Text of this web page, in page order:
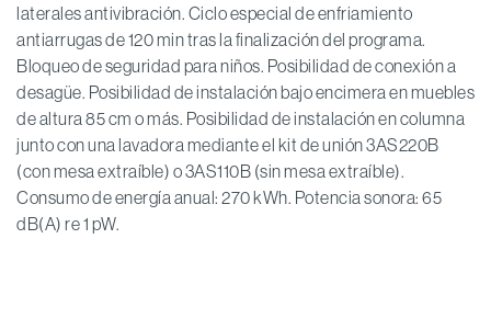
laterales antivibración. Ciclo especial de enfriamiento
antiarrugas de 120 min tras la finalización del programa.
Bloqueo de seguridad para niños. Posibilidad de conexión a
desagüe. Posibilidad de instalación bajo encimera en muebles
de altura 85 cm o más. Posibilidad de instalación en columna
junto con una lavadora mediante el kit de unión 3AS220B
(con mesa extraíble) o 3AS110B (sin mesa extraíble).
Consumo de energía anual: 270 kWh. Potencia sonora: 65
dB(A) re 1 pW.